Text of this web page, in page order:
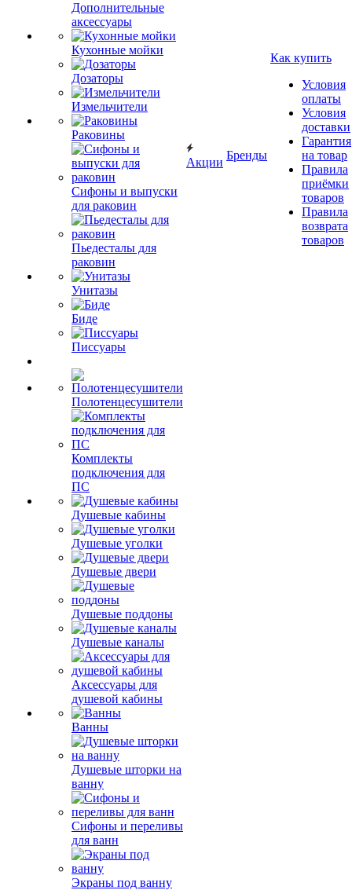
Дополнительные
аксессуары
Кухонные мойки
Дозаторы
Измельчители
Раковины
Сифоны и выпуски
для раковин
Пьедесталы для
раковин
Унитазы
Биде
Писсуары
Полотенцесушители
Комплекты
подключения для
ПС
Душевые кабины
Душевые уголки
Душевые двери
Душевые поддоны
Душевые каналы
Аксессуары для
душевой кабины
Ванны
Душевые шторки на
ванну
Сифоны и переливы
для ванн
Экраны под ванну
Акции
Бренды
Как купить
Условия
оплаты
Условия
доставки
Гарантия
на товар
Правила
приёмки
товаров
Правила
возврата
товаров